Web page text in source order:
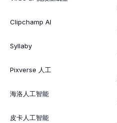
Clipchamp AI
Syllaby
Pixverse 人工
海洛人工智能
皮卡人工智能